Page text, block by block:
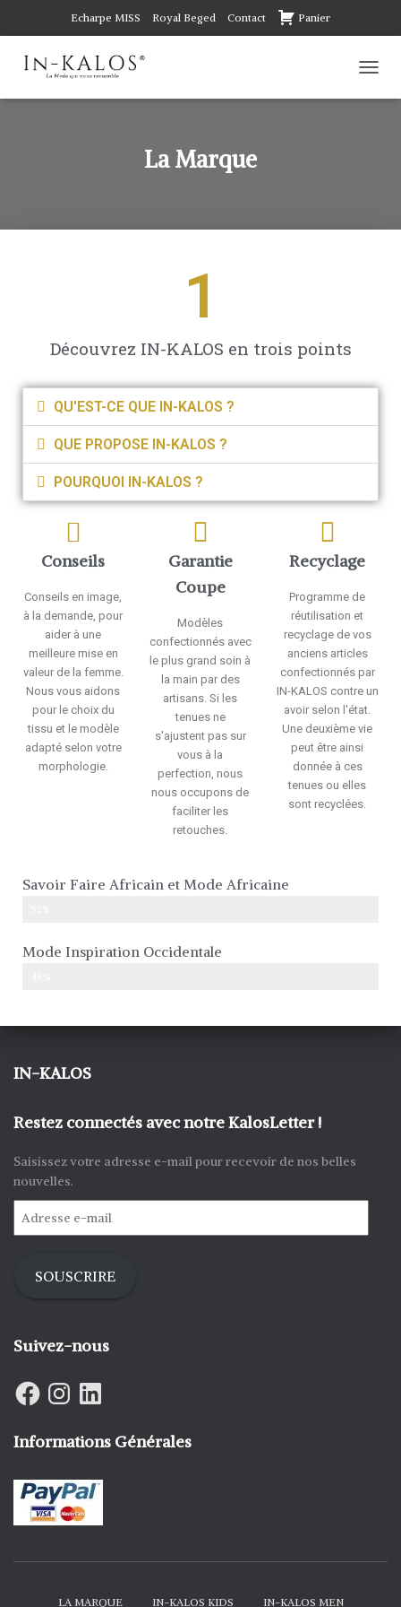
Echarpe MISS Royal Beged Contact Panier
É
N
La Marque
Découvrez IN-KALOS en trois points
1
QU'EST-CE QUE IN-KALOS ?
QUE PROPOSE IN-KALOS ?
POURQUOI IN-KALOS ?
Conseils
Conseils en image,
à la demande, pour
aider à une
meilleure mise en
valeur de la femme.
Nous vous aidons
pour le choix du
tissu et le modèle
adapté selon votre
morphologie.
Garantie
Coupe
Modèles
confectionnés avec
le plus grand soin à
la main par des
artisans. Si les
tenues ne
s'ajustent pas sur
vous à la
perfection, nous
nous occupons de
faciliter les
retouches.
Recyclage
Programme de
réutilisation et
recyclage de vos
anciens articles
confectionnés par
IN-KALOS contre un
avoir selon l'état.
Une deuxième vie
peut être ainsi
donnée à ces
tenues ou elles
sont recyclées.
Savoir Faire Africain et Mode Africaine
Mode Inspiration Occidentale
IN-KALOS
Restez connectés avec notre KalosLetter !
Saisissez votre adresse e-mail pour recevoir de nos belles
nouvelles.
SOUSCRIRE
Suivez-nous
Informations Générales
LA MARQUE IN-KALOS KIDS IN-KALOS MEN